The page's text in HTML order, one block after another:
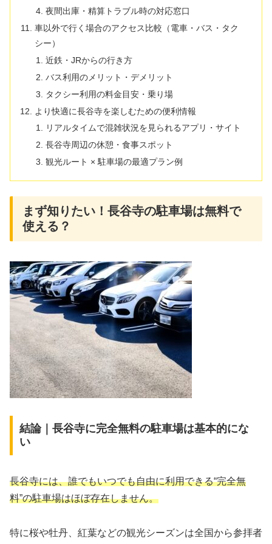
夜間出庫・精算トラブル時の対応窓口
車以外で行く場合のアクセス比較（電車・バス・タク
シー）
近鉄・JRからの行き方
バス利用のメリット・デメリット
タクシー利用の料金目安・乗り場
より快適に長谷寺を楽しむための便利情報
リアルタイムで混雑状況を見られるアプリ・サイト
長谷寺周辺の休憩・食事スポット
観光ルート × 駐車場の最適プラン例
まず知りたい！長谷寺の駐車場は無料で
使える？
結論｜長谷寺に完全無料の駐車場は基本的にな
い
長谷寺には、誰でもいつでも自由に利用できる“完全無
料”の駐車場はほぼ存在しません。
特に桜や牡丹、紅葉などの観光シーズンは全国から参拝者